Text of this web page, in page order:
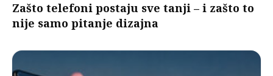
Zašto telefoni postaju sve tanji – i zašto to
nije samo pitanje dizajna